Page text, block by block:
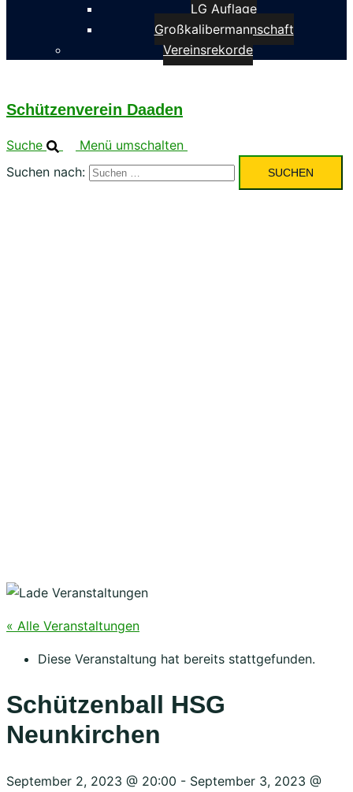
LG Auflage
Großkalibermannschaft
Vereinsrekorde
Schützenverein Daaden
Suche
Menü umschalten
Suchen nach:
« Alle Veranstaltungen
Diese Veranstaltung hat bereits stattgefunden.
Schützenball HSG
Neunkirchen
September 2, 2023 @ 20:00 - September 3, 2023 @